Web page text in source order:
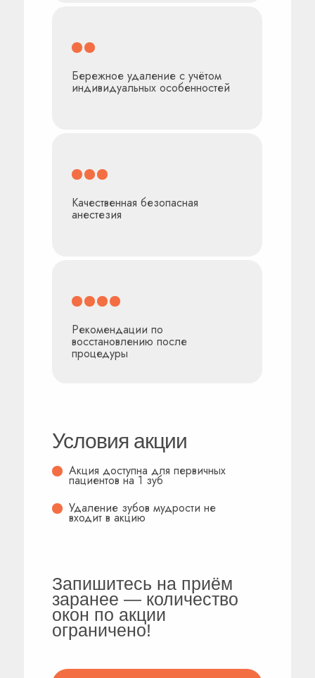
Качественная безопасная
анестезия
Бережное удаление с учётом
индивидуальных особенностей
Рекомендации по
восстановлению после
процедуры
Запишитесь на приём
заранее — количество
окон по акции
ограничено!
Условия акции
Акция доступна для первичных
пациентов на 1 зуб
Удаление зубов мудрости не
входит в акцию
Другие акции